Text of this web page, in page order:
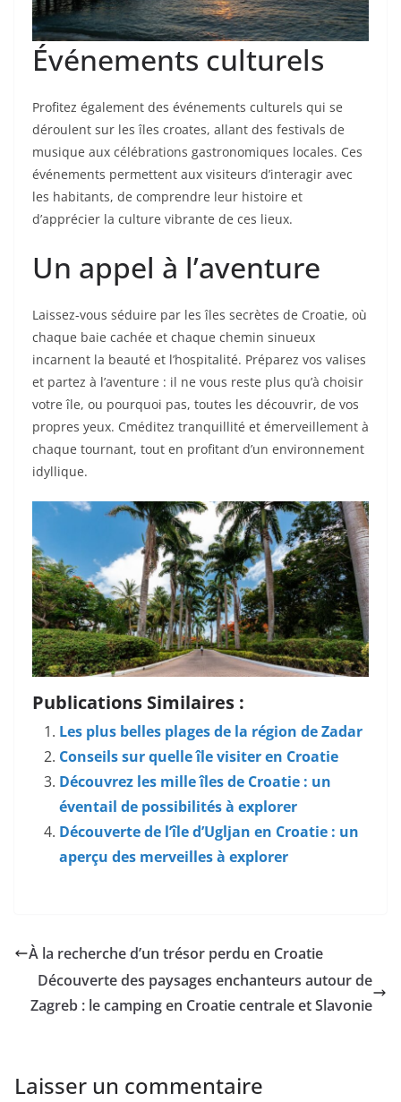
Événements culturels
Profitez également des événements culturels qui se
déroulent sur les îles croates, allant des festivals de
musique aux célébrations gastronomiques locales. Ces
événements permettent aux visiteurs d’interagir avec
les habitants, de comprendre leur histoire et
d’apprécier la culture vibrante de ces lieux.
Un appel à l’aventure
Laissez-vous séduire par les îles secrètes de Croatie, où
chaque baie cachée et chaque chemin sinueux
incarnent la beauté et l’hospitalité. Préparez vos valises
et partez à l’aventure : il ne vous reste plus qu’à choisir
votre île, ou pourquoi pas, toutes les découvrir, de vos
propres yeux. Cméditez tranquillité et émerveillement à
chaque tournant, tout en profitant d’un environnement
idyllique.
Publications Similaires :
Les plus belles plages de la région de Zadar
Conseils sur quelle île visiter en Croatie
Découvrez les mille îles de Croatie : un
éventail de possibilités à explorer
Découverte de l’île d’Ugljan en Croatie : un
aperçu des merveilles à explorer
À la recherche d’un trésor perdu en Croatie
Découverte des paysages enchanteurs autour de
Zagreb : le camping en Croatie centrale et Slavonie
Laisser un commentaire